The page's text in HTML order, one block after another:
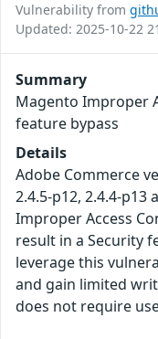
Vulnerability from
Updated: 2025-10-22
Summary
Magento Improper
feature bypass
Details
Adobe Commerce
2.4.5-p12, 2.4.4-
Improper Access
result in a Security
leverage this
and gain limited
does not require